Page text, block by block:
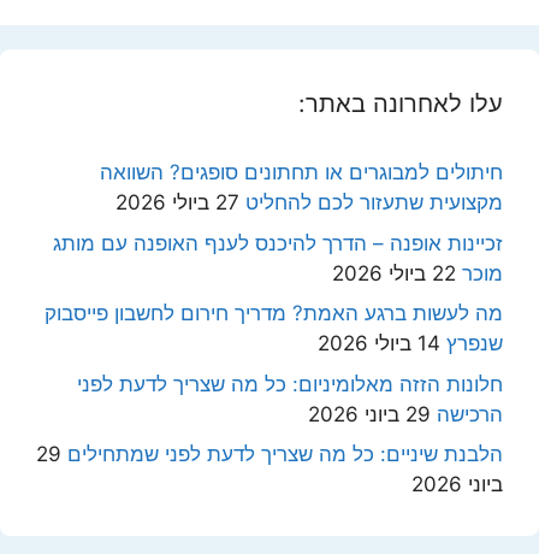
עלו לאחרונה באתר:
חיתולים למבוגרים או תחתונים סופגים? השוואה
מקצועית שתעזור לכם להחליט 27 ביולי 2026
זכיינות אופנה – הדרך להיכנס לענף האופנה עם מותג
מוכר 22 ביולי 2026
מה לעשות ברגע האמת? מדריך חירום לחשבון פייסבוק
שנפרץ 14 ביולי 2026
חלונות הזזה מאלומיניום: כל מה שצריך לדעת לפני
הרכישה 29 ביוני 2026
הלבנת שיניים: כל מה שצריך לדעת לפני שמתחילים 29
ביוני 2026